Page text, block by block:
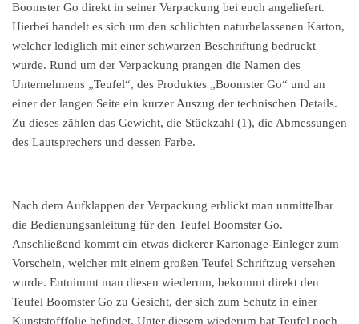
Boomster Go direkt in seiner Verpackung bei euch angeliefert.
Hierbei handelt es sich um den schlichten naturbelassenen Karton,
welcher lediglich mit einer schwarzen Beschriftung bedruckt
wurde. Rund um der Verpackung prangen die Namen des
Unternehmens „Teufel“, des Produktes „Boomster Go“ und an
einer der langen Seite ein kurzer Auszug der technischen Details.
Zu dieses zählen das Gewicht, die Stückzahl (1), die Abmessungen
des Lautsprechers und dessen Farbe.
Nach dem Aufklappen der Verpackung erblickt man unmittelbar
die Bedienungsanleitung für den Teufel Boomster Go.
Anschließend kommt ein etwas dickerer Kartonage-Einleger zum
Vorschein, welcher mit einem großen Teufel Schriftzug versehen
wurde. Entnimmt man diesen wiederum, bekommt direkt den
Teufel Boomster Go zu Gesicht, der sich zum Schutz in einer
Kunststofffolie befindet. Unter diesem wiederum hat Teufel noch